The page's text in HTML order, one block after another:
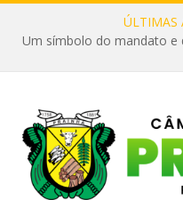
ÚLTIMAS